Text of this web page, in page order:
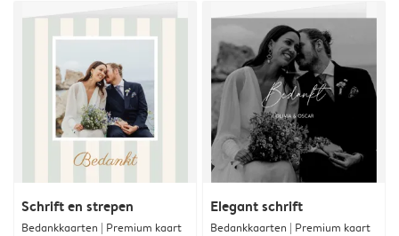
Schrift en strepen
Bedankkaarten | Premium kaart
Elegant schrift
Bedankkaarten | Premium kaart